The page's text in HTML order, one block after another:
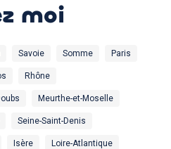
moi
Savoie Somme Paris
Rhône
Meurthe-et-Moselle
Seine-Saint-Denis
Isère Loire-Atlantique